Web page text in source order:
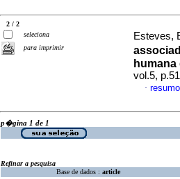
2 / 2
seleciona
para imprimir
Esteves,
vol.5,
·
p�gina 1 de 1
Refinar a pesquisa
Base de dados : article